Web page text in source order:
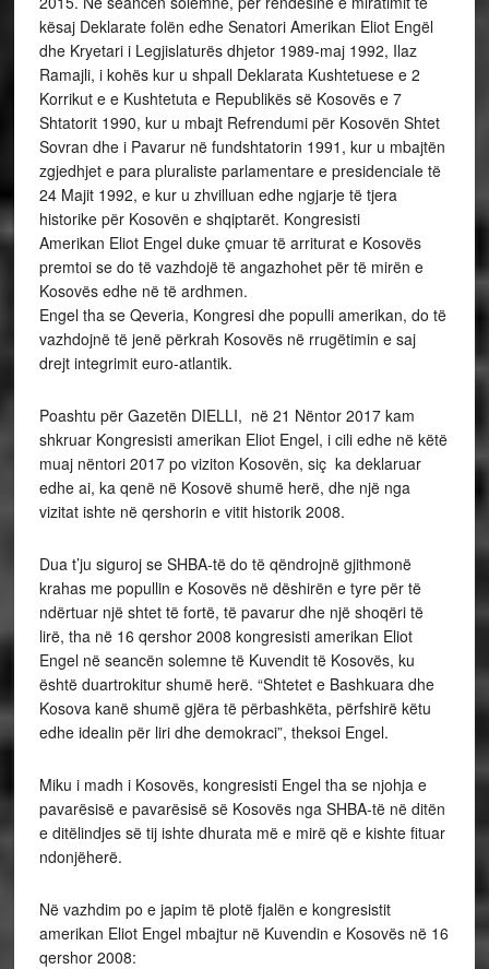
kësaj Deklarate folën edhe Senatori Amerikan Eliot Engël
dhe Kryetari i Legjislaturës dhjetor 1989-maj 1992, Ilaz
Ramajli, i kohës kur u shpall Deklarata Kushtetuese e 2
Korrikut e e Kushtetuta e Republikës së Kosovës e 7
Shtatorit 1990, kur u mbajt Refrendumi për Kosovën Shtet
Sovran dhe i Pavarur në fundshtatorin 1991, kur u mbajtën
zgjedhjet e para pluraliste parlamentare e presidenciale të
24 Majit 1992, e kur u zhvilluan edhe ngjarje të tjera
historike për Kosovën e shqiptarët. Kongresisti
Amerikan Eliot Engel duke çmuar të arriturat e Kosovës
premtoi se do të vazhdojë të angazhohet për të mirën e
Kosovës edhe në të ardhmen.
Engel tha se Qeveria, Kongresi dhe populli amerikan, do të
vazhdojnë të jenë përkrah Kosovës në rrugëtimin e saj
drejt integrimit euro-atlantik.
Poashtu për Gazetën DIELLI, në 21 Nëntor 2017 kam
shkruar Kongresisti amerikan Eliot Engel, i cili edhe në këtë
muaj nëntori 2017 po viziton Kosovën, siç ka deklaruar
edhe ai, ka qenë në Kosovë shumë herë, dhe një nga
vizitat ishte në qershorin e vitit historik 2008.
Dua t’ju siguroj se SHBA-të do të qëndrojnë gjithmonë
krahas me popullin e Kosovës në dëshirën e tyre për të
ndërtuar një shtet të fortë, të pavarur dhe një shoqëri të
lirë, tha në 16 qershor 2008 kongresisti amerikan Eliot
Engel në seancën solemne të Kuvendit të Kosovës, ku
është duartrokitur shumë herë. “Shtetet e Bashkuara dhe
Kosova kanë shumë gjëra të përbashkëta, përfshirë këtu
edhe idealin për liri dhe demokraci”, theksoi Engel.
Miku i madh i Kosovës, kongresisti Engel tha se njohja e
pavarësisë e pavarësisë së Kosovës nga SHBA-të në ditën
e ditëlindjes së tij ishte dhurata më e mirë që e kishte fituar
ndonjëherë.
Në vazhdim po e japim të plotë fjalën e kongresistit
amerikan Eliot Engel mbajtur në Kuvendin e Kosovës në 16
qershor 2008: